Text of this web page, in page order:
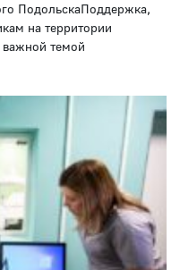
ПодольскаПоддержка,
на территории
важной темой